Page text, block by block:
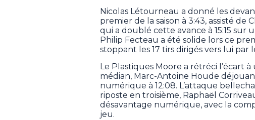
Nicolas Létourneau a donné les
premier de la saison à 3:43, assisté
qui a doublé cette avance à 15:15 sur
Philip Fecteau a été solide lors ce
stoppant les 17 tirs dirigés vers lui par
Le Plastiques Moore a rétréci l’écart
médian, Marc-Antoine Houde
numérique à 12:08. L’attaque
riposte en troisième, Raphaël
désavantage numérique, avec la
jeu.